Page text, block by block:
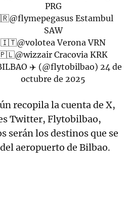
PRG
@flymepegasus Estambul
SAW
🇮🇹@voloteaVerona VRN
@wizzair Cracovia KRK
✈️ (@flytobilbao) 24 de
octubre de 2025
recopila la cuenta de X,
Twitter, Flytobilbao,
serán los destinos que se
aeropuerto de Bilbao.